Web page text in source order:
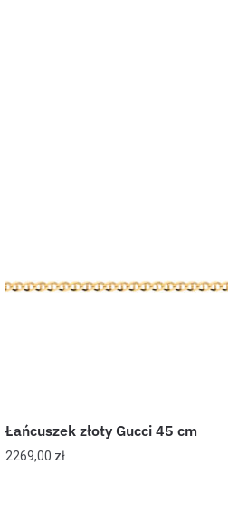
Łańcuszek złoty Gucci 45 cm
2269,00 zł